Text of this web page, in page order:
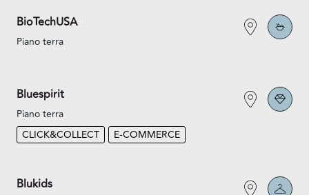
BioTechUSA
Piano terra
Bluespirit
Piano terra
CLICK&COLLECT
E-COMMERCE
Blukids